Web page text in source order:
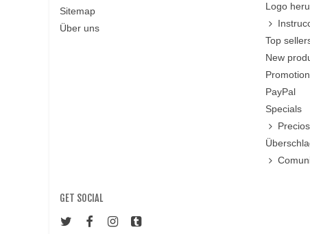
Sitemap
Über uns
Logo
Top
New
PayPal
Specials
GET SOCIAL